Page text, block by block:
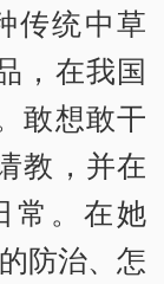
传统中草
，在我国
敢想敢干
教，并在
常。在她
防治、怎